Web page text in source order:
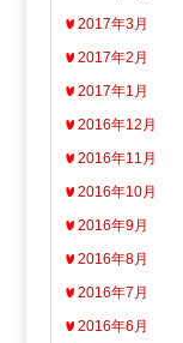
2017年3月
2017年2月
2017年1月
2016年12月
2016年11月
2016年10月
2016年9月
2016年8月
2016年7月
2016年6月